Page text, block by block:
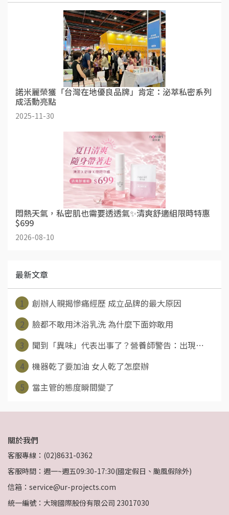
諾米麗榮獲「台灣在地優良品牌」肯定：泌萃私密系列
成活動亮點
2025-11-30
悶熱天氣，私密肌也需要透透氣✨清爽舒適組限時特惠
$699
2026-08-10
最新文章
1
創辦人親揭慘痛經歷 成立品牌的最大原因
2
臉都不敢用沐浴乳洗 為什麼下面妳敢用
3
聞到「異味」代表出事了？營養師警告：出現⋯
4
機器乾了要加油 女人乾了怎麼辦
5
當主管的態度瞬間變了
關於我們
客服專線：(02)8631-0362
客服時間：週一~週五09:30-17:30(國定假日、颱風假除外)
信箱：service@ur-projects.com
統一編號：大琬國際股份有限公司 23017030